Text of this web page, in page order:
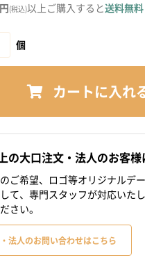
(税込)以上ご購入すると送料無料
個
カートに入れ
の大口注文・法人のお客様
ご希望、ロゴ等オリジナルデ
て、専門スタッフが対応いた
さい。
法人のお問い合わせはこちら